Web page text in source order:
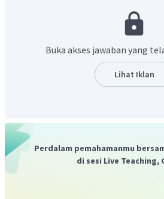
Buka akses jawaban yang
Lihat Iklan
Perdalam pemahamanmu
di sesi Live Teaching,